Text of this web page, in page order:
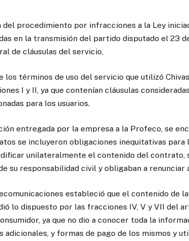
del procedimiento por infracciones a la Ley
en la transmisión del partido disputado el 23
de cláusulas del servicio,
los términos de uso del servicio que utilizó
I y II, ya que contenían cláusulas
para los usuarios.
entregada por la empresa a la Profeco, se
se incluyeron obligaciones inequitativas para
unilateralmente el contenido del contrato,
su responsabilidad civil y obligaban a renunciar
estableció que el contenido de
lo dispuesto por las fracciones IV, V y VII del
ya que no dio a conocer toda la
adicionales, y formas de pago de los mismos y